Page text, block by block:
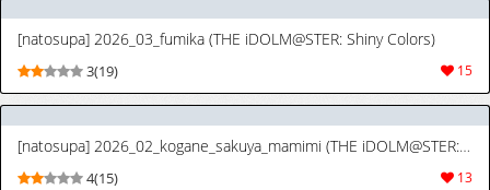
[natosupa] 2026_03_fumika (THE iDOLM@STER: Shiny Colors)
15
3(19)
[natosupa] 2026_02_kogane_sakuya_mamimi (THE iDOLM@STER: Shiny Colors)
13
4(15)